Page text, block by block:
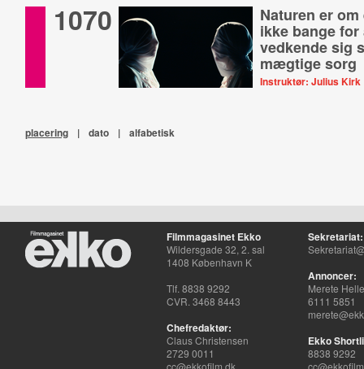
1070 Naturen er
ikke bange for
vedkende sig
mægtige sorg
Instruktør: Julius Kirk
placering | dato | alfabetisk
Filmmagasinet Ekko
Wildersgade 32, 2. sal
1408 København K
Tlf. 8838 9292
CVR. 3468 8443
Chefredaktør:
Claus Christensen
2729 0011
cc@ekkofilm.dk
Sekretariat:
Annoncer:
Merete
6111 5851
Ekko
8838 9292